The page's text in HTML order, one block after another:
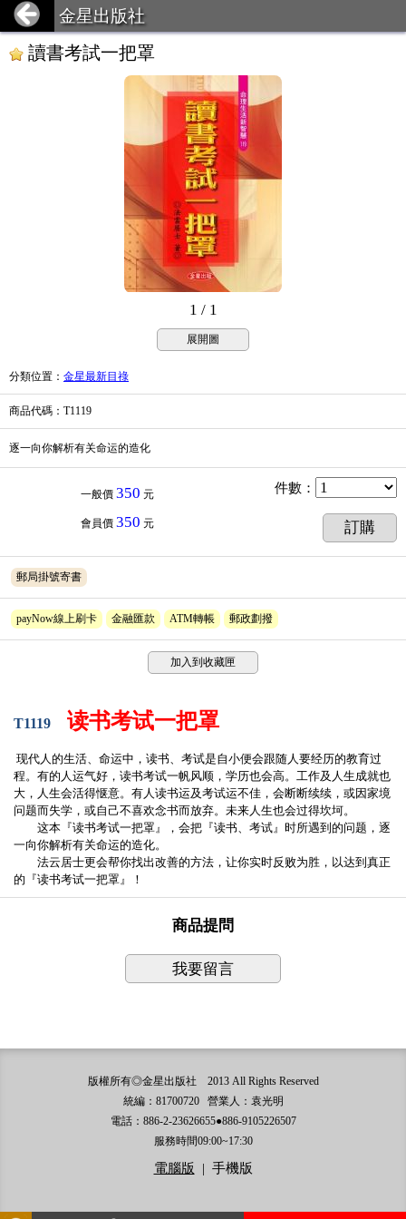
金星出版社
讀書考試一把罩
1 / 1
展開圖
分類位置 ： 金星最新目祿
商品代碼 ：T1119
逐一向你解析有关命运的造化
一般價 350 元
會員價 350 元
件數 ：
訂購
郵局掛號寄書
payNow線上刷卡 金融匯款 ATM轉帳 郵政劃撥
加入到收藏匣
T1119 读书考试一把罩
现代人的生活、命运中，读书、考试是自小便会跟随人要经历的教育过
程。有的人运气好，读书考试一帆风顺，学历也会高。工作及人生成就也
大，人生会活得惬意。有人读书运及考试运不佳，会断断续续，或因家境
问题而失学，或自己不喜欢念书而放弃。未来人生也会过得坎坷。
这本『读书考试一把罩』，会把『读书、考试』时所遇到的问题，逐
一向你解析有关命运的造化。
法云居士更会帮你找出改善的方法，让你实时反败为胜，以达到真正
的『读书考试一把罩』！
商品提問
我要留言
版權所有◎金星出版社 2013 All Rights Reserved
統編：81700720 營業人：袁光明
電話：886-2-23626655●886-9105226507
服務時間09:00~17:30
電腦版 | 手機版